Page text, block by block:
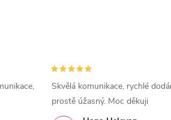
Skvělá komunikace, rychlé
prostě úžasný. Moc děkuji